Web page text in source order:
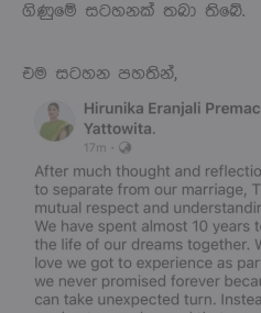
ගිණුමේ සටහනක් තබා තිබේ.
එම සටහන පහතින්,